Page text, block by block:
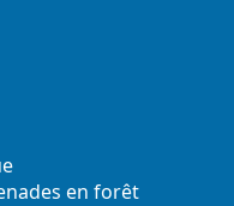
en forêt